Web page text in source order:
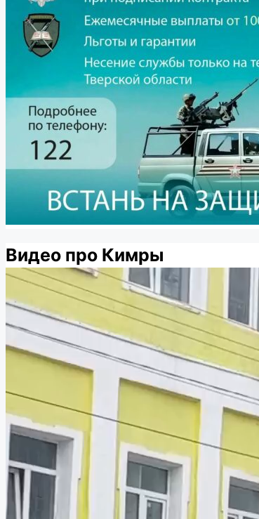
Видео про Кимры